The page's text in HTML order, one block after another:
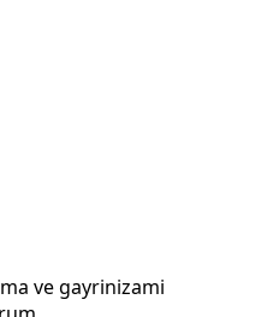
ve gayrinizami